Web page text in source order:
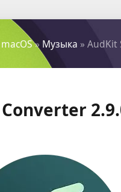
» Музыка » AudKit